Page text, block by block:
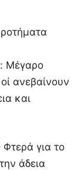
Μέγαρο
ανεβαίνουν
και
για το
άδεια